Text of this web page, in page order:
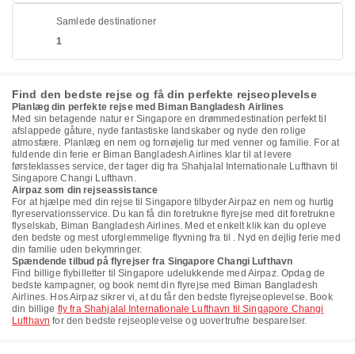
Samlede destinationer
1
Find den bedste rejse og få din perfekte rejseoplevelse
Planlæg din perfekte rejse med Biman Bangladesh Airlines
Med sin betagende natur er Singapore en drømmedestination perfekt til
afslappede gåture, nyde fantastiske landskaber og nyde den rolige
atmosfære. Planlæg en nem og fornøjelig tur med venner og familie. For at
fuldende din ferie er Biman Bangladesh Airlines klar til at levere
førsteklasses service, der tager dig fra Shahjalal Internationale Lufthavn til
Singapore Changi Lufthavn.
Airpaz som din rejseassistance
For at hjælpe med din rejse til Singapore tilbyder Airpaz en nem og hurtig
flyreservationsservice. Du kan få din foretrukne flyrejse med dit foretrukne
flyselskab, Biman Bangladesh Airlines. Med et enkelt klik kan du opleve
den bedste og mest uforglemmelige flyvning fra til . Nyd en dejlig ferie med
din familie uden bekymringer.
Spændende tilbud på flyrejser fra Singapore Changi Lufthavn
Find billige flybilletter til Singapore udelukkende med Airpaz. Opdag de
bedste kampagner, og book nemt din flyrejse med Biman Bangladesh
Airlines. Hos Airpaz sikrer vi, at du får den bedste flyrejseoplevelse. Book
din billige fly fra Shahjalal Internationale Lufthavn til Singapore Changi
Lufthavn for den bedste rejseoplevelse og uovertrufne besparelser.